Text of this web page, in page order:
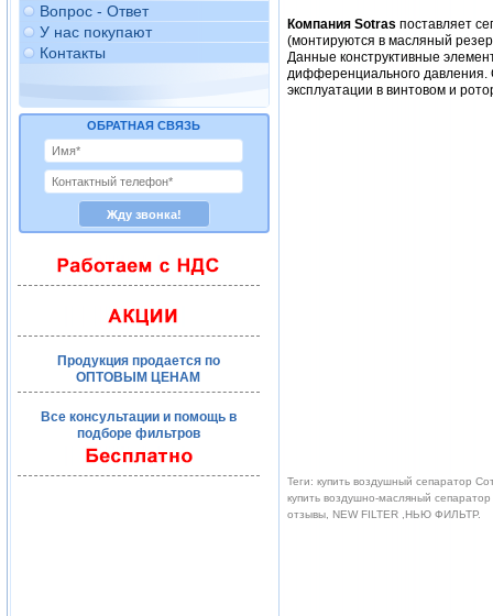
Вопрос - Ответ
У нас покупают
Контакты
ОБРАТНАЯ СВЯЗЬ
Продукция продается по
ОПТОВЫМ ЦЕНАМ
Все консультации и помощь в
подборе фильтров
Компания Sotras поставляет
(монтируются в масляный
Данные конструктивные
дифференциального давления.
эксплуатации в винтовом и
Теги: купить воздушный сепаратор
купить воздушно-масляный
отзывы, NEW FILTER ,НЬЮ ФИЛЬТР.